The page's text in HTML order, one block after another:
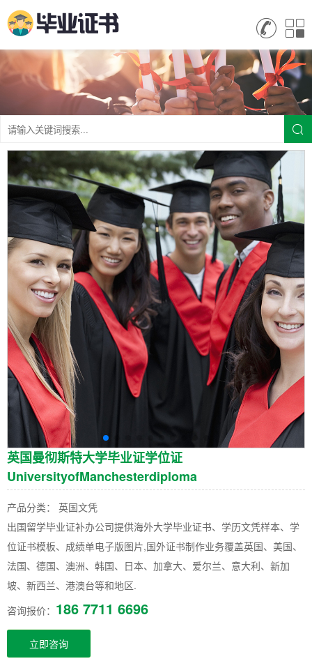
英国曼彻斯特大学毕业证学位证
UniversityofManchesterdiploma
产品分类： 英国文凭
出国留学毕业证补办公司提供海外大学毕业证书、学历文凭样本、学
位证书模板、成绩单电子版图片,国外证书制作业务覆盖英国、美国、
法国、德国、澳洲、韩国、日本、加拿大、爱尔兰、意大利、新加
坡、新西兰、港澳台等和地区.
咨询报价： 186 7711 6696
立即咨询